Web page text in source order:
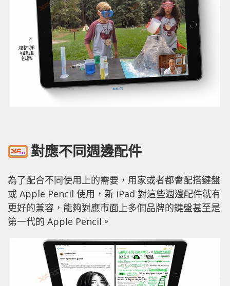
對應不同週邊配件
為了配合不同使用上的需要，用家或者都會配搭鍵盤
或 Apple Pencil 使用，新 iPad 對這些週邊配件就有
更好的兼容，能夠對應市面上多個品牌的鍵盤甚至是
第一代的 Apple Pencil。